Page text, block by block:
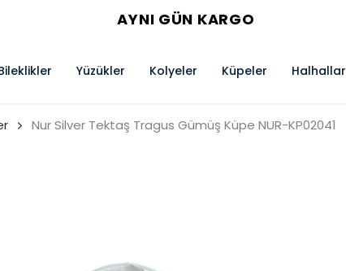
AYNI GÜN KARGO
Yüzükler Kolyeler Küpeler Halhallar
Nur Silver Tektaş Tragus Gümüş Küpe NUR-KP02041